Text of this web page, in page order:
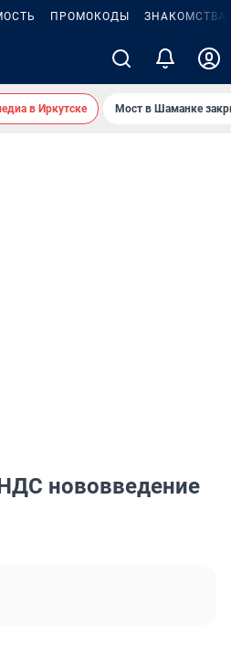
ПРОМОКОДЫ ЗНАКОМСТВА
в Иркутске Мост в Шаманке
нововведение